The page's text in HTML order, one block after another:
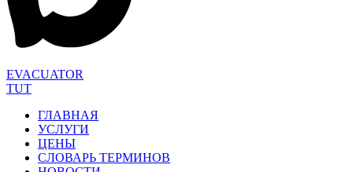
EVACUATOR
TUT
ГЛАВНАЯ
УСЛУГИ
ЦЕНЫ
СЛОВАРЬ ТЕРМИНОВ